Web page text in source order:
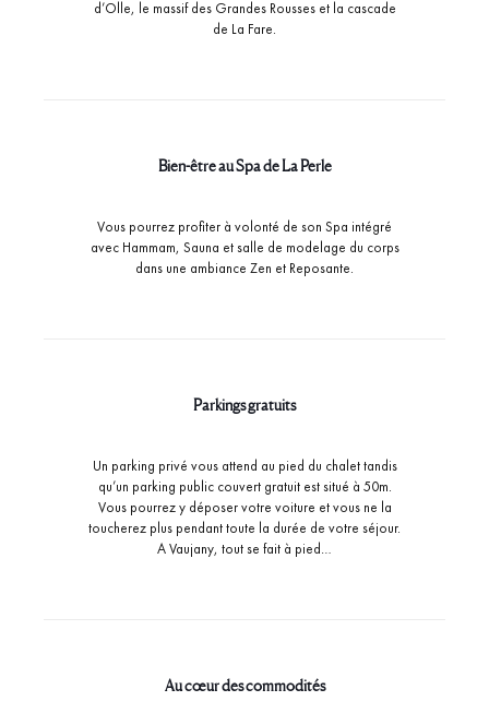
d’Olle, le massif des Grandes Rousses et la cascade
de La Fare.
Bien-être au Spa de La Perle
Vous pourrez profiter à volonté de son Spa intégré
avec Hammam, Sauna et salle de modelage du corps
dans une ambiance Zen et Reposante.
Parkings gratuits
Un parking privé vous attend au pied du chalet tandis
qu’un parking public couvert gratuit est situé à 50m.
Vous pourrez y déposer votre voiture et vous ne la
toucherez plus pendant toute la durée de votre séjour.
A Vaujany, tout se fait à pied…
Au cœur des commodités